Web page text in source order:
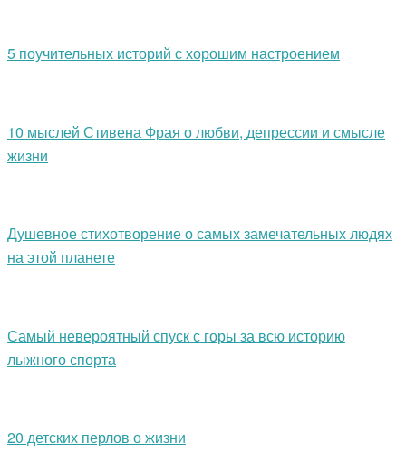
5 поучительных историй с хорошим настроением
10 мыслей Стивена Фрая о любви, депрессии и смысле
жизни
Душевное стихотворение о самых замечательных людях
на этой планете
Самый невероятный спуск с горы за всю историю
лыжного спорта
20 детских перлов о жизни